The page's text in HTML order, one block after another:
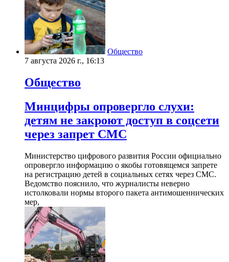
Общество
7 августа 2026 г., 16:13
Общество
Минцифры опровергло слухи:
детям не закроют доступ в соцсети
через запрет СМС
Министерство цифрового развития России официально
опровергло информацию о якобы готовящемся запрете
на регистрацию детей в социальных сетях через СМС.
Ведомство пояснило, что журналисты неверно
истолковали нормы второго пакета антимошеннических
мер,